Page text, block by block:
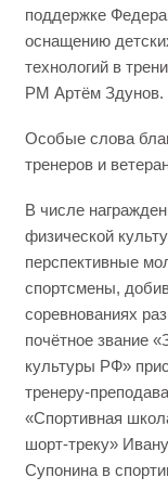
поддержке
оснащению
технологий в
РМ Артём Здунов.
Особые слова
тренеров и
В числе
физической
перспективные
спортсмены,
соревнованиях
почётное звание
культуры РФ»
«Спортивная
шорт‑треку»
Супонина в